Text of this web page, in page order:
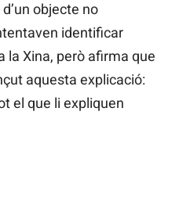
objecte no
identificar
la Xina, però afirma que
aquesta explicació:
el que li expliquen